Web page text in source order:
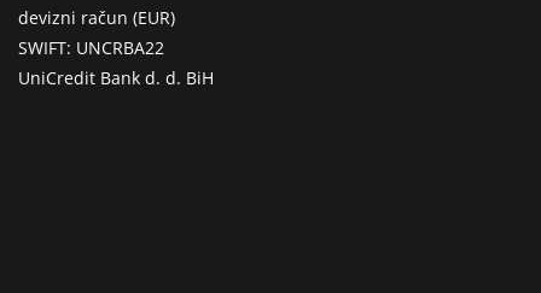
devizni račun (EUR)
SWIFT: UNCRBA22
UniCredit Bank d. d. BiH